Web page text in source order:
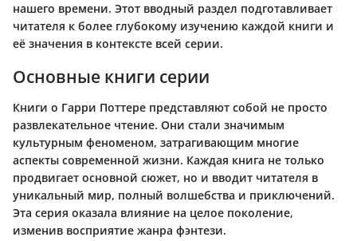
нашего времени. Этот вводный раздел подготавливает
читателя к более глубокому изучению каждой книги и
её значения в контексте всей серии.
Основные книги серии
Книги о Гарри Поттере представляют собой не просто
развлекательное чтение. Они стали значимым
культурным феноменом, затрагивающим многие
аспекты современной жизни. Каждая книга не только
продвигает основной сюжет, но и вводит читателя в
уникальный мир, полный волшебства и приключений.
Эта серия оказала влияние на целое поколение,
изменив восприятие жанра фэнтези.